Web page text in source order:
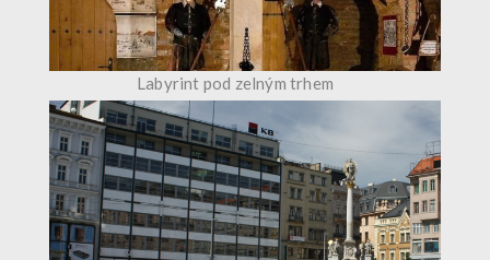
Labyrint pod zelným trhem